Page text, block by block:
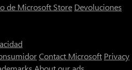
de Microsoft Store Devoluciones
Contact Microsoft Privacy